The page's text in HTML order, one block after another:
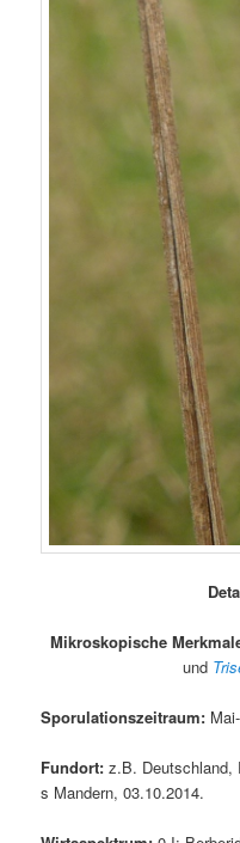
Mikroskopische
und
Sporulationszeitraum:
Fundort: z.B. Deutschland,
s Mandern, 03.10.2014.